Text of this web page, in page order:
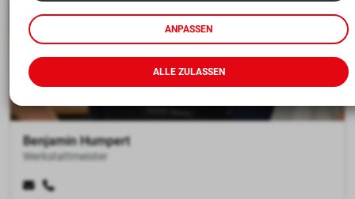
Benjamin Humpert
Werkstattmeister
ANPASSEN
ALLE ZULASSEN